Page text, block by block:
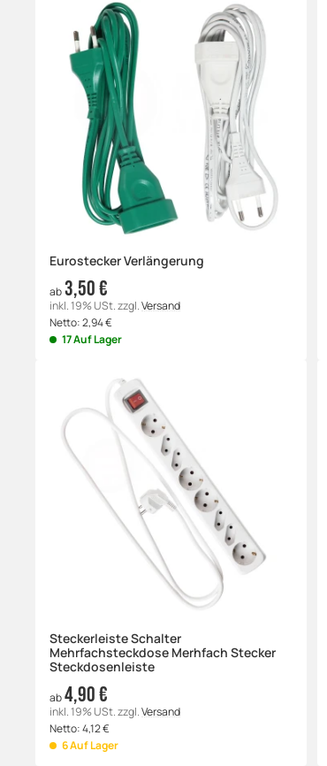
Eurostecker Verlängerung
ab3,50 €
inkl. 19% USt.zzgl.Versand
Netto:2,94€
17 Auf Lager
Steckerleiste Schalter
Mehrfachsteckdose Merhfach Stecker
Steckdosenleiste
ab4,90 €
inkl. 19% USt.zzgl.Versand
Netto:4,12€
6 Auf Lager